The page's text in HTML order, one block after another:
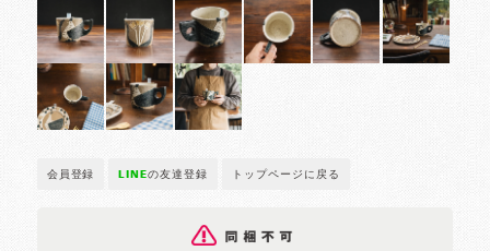
会員登録 LINEの友達登録 トップページに戻る